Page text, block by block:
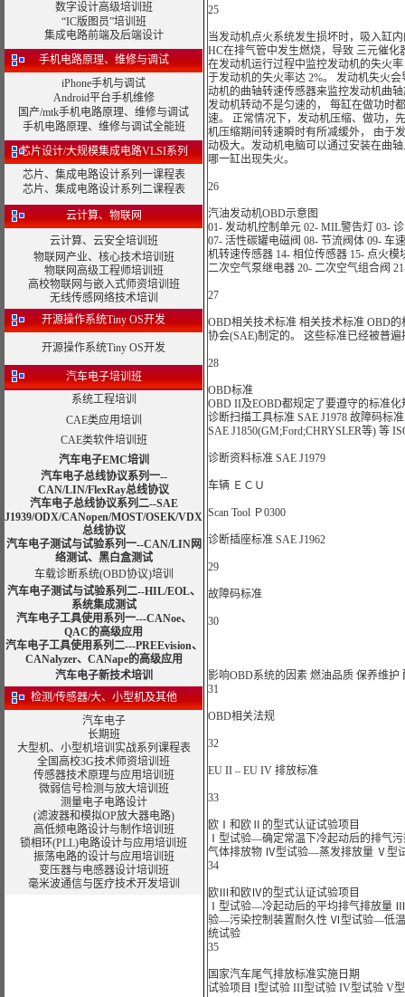
数字设计高级培训班
“IC版图员”培训班
集成电路前端及后端设计
手机电路原理、维修与调试
iPhone手机与调试
Android平台手机维修
国产/mtk手机电路原理、维修与调试
手机电路原理、维修与调试全能班
芯片设计/大规模集成电路VLSI系列
芯片、集成电路设计系列一课程表
芯片、集成电路设计系列二课程表
云计算、物联网
云计算、云安全培训班
物联网产业、核心技术培训班
物联网高级工程师培训班
高校物联网与嵌入式师资培训班
无线传感网络技术培训
开源操作系统Tiny OS开发
开源操作系统Tiny OS开发
汽车电子培训班
系统工程培训
CAE类应用培训
CAE类软件培训班
汽车电子EMC培训
汽车电子总线协议系列一--
CAN/LIN/FlexRay总线协议
汽车电子总线协议系列二--SAE
J1939/ODX/CANopen/MOST/OSEK/VDX
总线协议
汽车电子测试与试验系列一--CAN/LIN网
络测试、黑白盒测试
车载诊断系统(OBD协议)培训
汽车电子测试与试验系列二--HIL/EOL、
系统集成测试
汽车电子工具使用系列一---CANoe、
QAC的高级应用
汽车电子工具使用系列二---PREEvision、
CANalyzer、CANape的高级应用
汽车电子新技术培训
检测/传感器/大、小型机及其他
汽车电子
长期班
大型机、小型机培训实战系列课程表
全国高校3G技术师资培训班
传感器技术原理与应用培训班
微弱信号检测与放大培训班
测量电子电路设计
(滤波器和模拟OP放大器电路)
高低频电路设计与制作培训班
锁相环(PLL)电路设计与应用培训班
振荡电路的设计与应用培训班
变压器与电感器设计培训班
毫米波通信与医疗技术开发培训
25
当发动机点火系统发生损坏时，吸入缸
HC在排气管中发生燃烧，导致 三元催
在发动机运行过程中监控发动机的失火
于发动机的失火率达 2%。 发动机失火
动机的曲轴转速传感器来监控发动机曲
发动机转动不是匀速的， 每缸在做功时
速。 正常情况下，发动机压缩、做功，
机压缩期间转速瞬时有所减缓外， 由于
动极大。发动机电脑可以通过安装在曲
哪一缸出现失火。
26
汽油发动机OBD示意图
01- 发动机控制单元 02- MIL警告灯 03-
07- 活性碳罐电磁阀 08- 节流阀体 09- 车
机转速传感器 14- 相位传感器 15- 点火
二次空气泵继电器 20- 二次空气组合阀
27
OBD相关技术标准 相关技术标准 OBD
协会(SAE)制定的。 这些标准已经被普
28
OBD标准
OBD II及EOBD都规定了要遵守的标准
诊断扫描工具标准 SAE J1978 故障码标
SAE J1850(GM;Ford;CHRYSLER等) 等
诊断资料标准 SAE J1979
车辆 ＥＣＵ
Scan Tool Ｐ0300
诊断插座标准 SAE J1962
29
故障码标准
30
影响OBD系统的因素 燃油品质 保养维护
31
OBD相关法规
32
EU II – EU IV 排放标准
33
欧Ⅰ和欧Ⅱ的型式认证试验项目
Ⅰ型试验—确定常温下冷起动后的排气
气体排放物 Ⅳ型试验—蒸发排放量 Ⅴ型
34
欧Ⅲ和欧Ⅳ的型式认证试验项目
Ⅰ型试验—冷起动后的平均排气排放
验—污染控制装置耐久性 Ⅵ型试验—低温
统试验
35
国家汽车尾气排放标准实施日期
试验项目 I型试验 III型试验 IV型试验 V